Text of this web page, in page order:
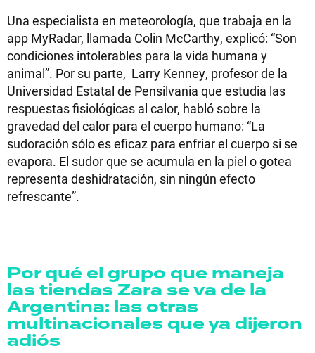
Una especialista en meteorología, que trabaja en la
app MyRadar, llamada Colin McCarthy, explicó: “Son
condiciones intolerables para la vida humana y
animal”. Por su parte, Larry Kenney, profesor de la
Universidad Estatal de Pensilvania que estudia las
respuestas fisiológicas al calor, habló sobre la
gravedad del calor para el cuerpo humano: “La
sudoración sólo es eficaz para enfriar el cuerpo si se
evapora. El sudor que se acumula en la piel o gotea
representa deshidratación, sin ningún efecto
refrescante”.
Por qué el grupo que maneja
las tiendas Zara se va de la
Argentina: las otras
multinacionales que ya dijeron
adiós